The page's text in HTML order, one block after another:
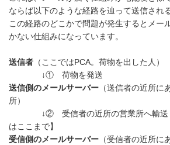
ならば以下のような経路を辿って送信され
この経路のどこかで問題が発生するとメー
かない仕組みになっています。
送信者 （ここではPCA。荷物を出した人）
↓① 荷物を発送
送信側のメールサーバー （送信者の近所に
所）
↓② 受信者の近所の営業所へ輸送【
はここまで】
受信側のメールサーバー （受信者の近所に